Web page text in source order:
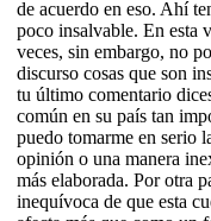
de acuerdo en eso. Ahí
poco insalvable. En esta
veces, sin embargo, no
discurso cosas que son
tu último comentario
común en su país tan
puedo tomarme en serio
opinión o una manera
más elaborada. Por otra
inequívoca de que esta